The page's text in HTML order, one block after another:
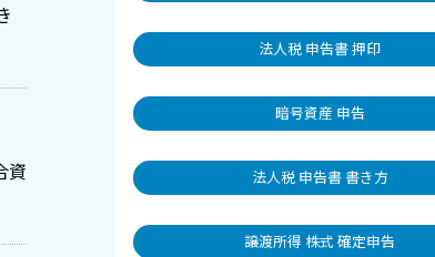
資
法人税 申告書 押印
暗号資産 申告
法人税 申告書 書き方
譲渡所得 株式 確定申告